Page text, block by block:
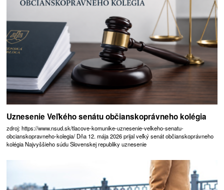
Uznesenie Veľkého senátu občianskoprávneho kolégia
zdroj: https://www.nsud.sk/tlacove-komunike-uznesenie-velkeho-senatu-
obcianskopravneho-kolegia/ Dňa 12. mája 2026 prijal veľký senát občianskoprávneho
kolégia Najvyššieho súdu Slovenskej republiky uznesenie